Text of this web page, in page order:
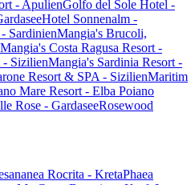
- ApulienGolfo del Sole Hotel -
Hotel Sonnenalm -
SardinienMangia's Brucoli,
Mangia's Costa Ragusa Resort -
- SizilienMangia's Sardinia Resort -
Resort & SPA - SizilienMaritim
Mare Resort - Elba Poiano
Rose - GardaseeRosewood
ananea Rocrita - KretaPhaea